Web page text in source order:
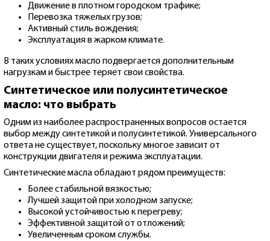
Движение в плотном городском трафике;
Перевозка тяжелых грузов;
Активный стиль вождения;
Эксплуатация в жарком климате.
В таких условиях масло подвергается дополнительным
нагрузкам и быстрее теряет свои свойства.
Синтетическое или полусинтетическое
масло: что выбрать
Одним из наиболее распространенных вопросов остается
выбор между синтетикой и полусинтетикой. Универсального
ответа не существует, поскольку многое зависит от
конструкции двигателя и режима эксплуатации.
Синтетические масла обладают рядом преимуществ:
Более стабильной вязкостью;
Лучшей защитой при холодном запуске;
Высокой устойчивостью к перегреву;
Эффективной защитой от отложений;
Увеличенным сроком службы.